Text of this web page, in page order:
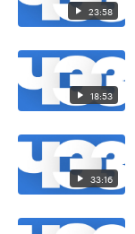
23:58
18:53
33:16